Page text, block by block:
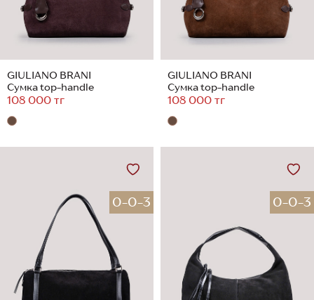
GIULIANO BRANI
Сумка top-handle
108 000 тг
GIULIANO BRANI
Сумка top-handle
108 000 тг
0-0-3 0-0-3